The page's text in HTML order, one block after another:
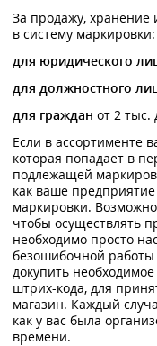
За продажу, хранение
в систему маркировки:
для юридического
для должностного
для граждан от 2 тыс.
Если в ассортименте
которая попадает в
подлежащей
как ваше предприятие
маркировки.
чтобы осуществлять
необходимо просто
безошибочной
докупить
штрих-кода, для
магазин. Каждый
как у вас была
времени.